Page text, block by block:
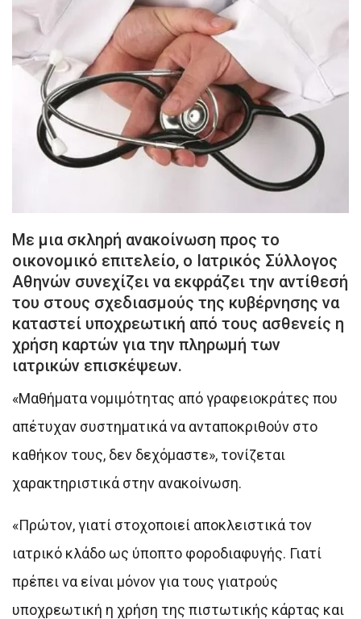
Με μια σκληρή ανακοίνωση προς το
οικονομικό επιτελείο, ο Ιατρικός Σύλλογος
Αθηνών συνεχίζει να εκφράζει την αντίθεσή
του στους σχεδιασμούς της κυβέρνησης να
καταστεί υποχρεωτική από τους ασθενείς η
χρήση καρτών για την πληρωμή των
ιατρικών επισκέψεων.
«Μαθήματα νομιμότητας από γραφειοκράτες που
απέτυχαν συστηματικά να ανταποκριθούν στο
καθήκον τους, δεν δεχόμαστε», τονίζεται
χαρακτηριστικά στην ανακοίνωση.
«Πρώτον, γιατί στοχοποιεί αποκλειστικά τον
ιατρικό κλάδο ως ύποπτο φοροδιαφυγής. Γιατί
πρέπει να είναι μόνον για τους γιατρούς
υποχρεωτική η χρήση της πιστωτικής κάρτας και